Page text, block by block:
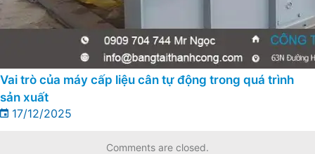
Vai trò của máy cấp liệu cân tự động trong quá trình
sản xuất
17/12/2025
Comments are closed.